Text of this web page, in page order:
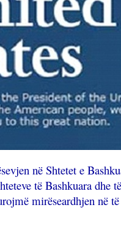
në Shtetet e
të Bashkuara dhe
mirëseardhjen në